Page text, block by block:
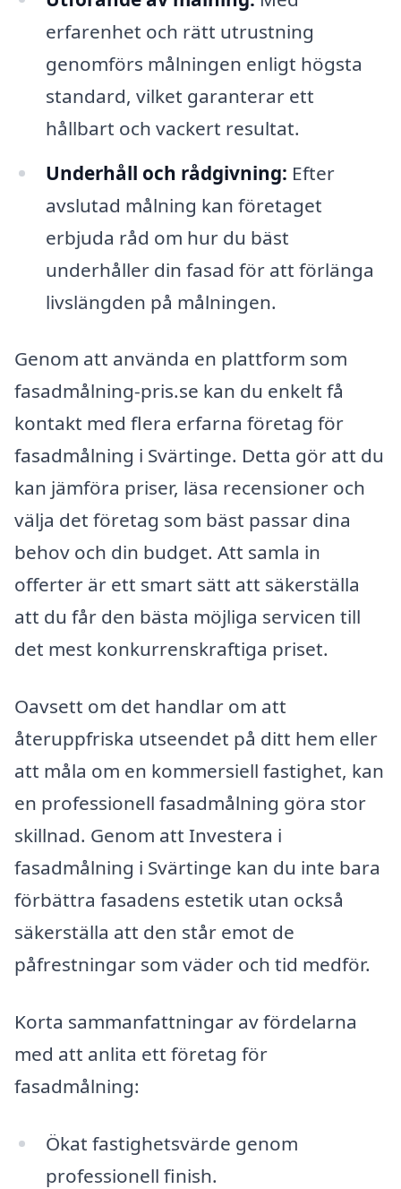
erfarenhet och rätt utrustning
genomförs målningen enligt högsta
standard, vilket garanterar ett
hållbart och vackert resultat.
Underhåll och rådgivning: Efter
avslutad målning kan företaget
erbjuda råd om hur du bäst
underhåller din fasad för att förlänga
livslängden på målningen.
Genom att använda en plattform som
fasadmålning-pris.se kan du enkelt få
kontakt med flera erfarna företag för
fasadmålning i Svärtinge. Detta gör att du
kan jämföra priser, läsa recensioner och
välja det företag som bäst passar dina
behov och din budget. Att samla in
offerter är ett smart sätt att säkerställa
att du får den bästa möjliga servicen till
det mest konkurrenskraftiga priset.
Oavsett om det handlar om att
återuppfriska utseendet på ditt hem eller
att måla om en kommersiell fastighet, kan
en professionell fasadmålning göra stor
skillnad. Genom att Investera i
fasadmålning i Svärtinge kan du inte bara
förbättra fasadens estetik utan också
säkerställa att den står emot de
påfrestningar som väder och tid medför.
Korta sammanfattningar av fördelarna
med att anlita ett företag för
fasadmålning:
Ökat fastighetsvärde genom
professionell finish.